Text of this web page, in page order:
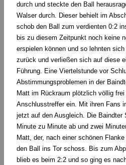
durch und steckte den Ball
Walser durch. Dieser behielt im
schob den Ball zum verdienten 0:2
bis zu diesem Zeitpunkt noch keine
erspielen können und so lehnten
zurück und verließen sich auf diese
Führung. Eine Viertelstunde vor
Abstimmungsproblemen in der
Matt im Rückraum plötzlich völlig
Anschlusstreffer ein. Mit ihren Fans
jetzt auf den Ausgleich. Die Baindter
Minute zu Minute ab und zwei
Matt, der, nach einer schönen
den Ball ins Tor schoss. Bis zum
blieb es beim 2:2 und so ging es